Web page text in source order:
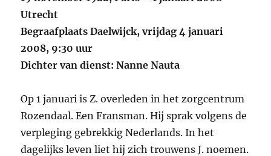
Utrecht
Begraafplaats Daelwijck, vrijdag 4 januari
2008, 9:30 uur
Dichter van dienst: Nanne Nauta
Op 1 januari is Z. overleden in het zorgcentrum
Rozendaal. Een Fransman. Hij sprak volgens de
verpleging gebrekkig Nederlands. In het
dagelijks leven liet hij zich trouwens J. noemen.